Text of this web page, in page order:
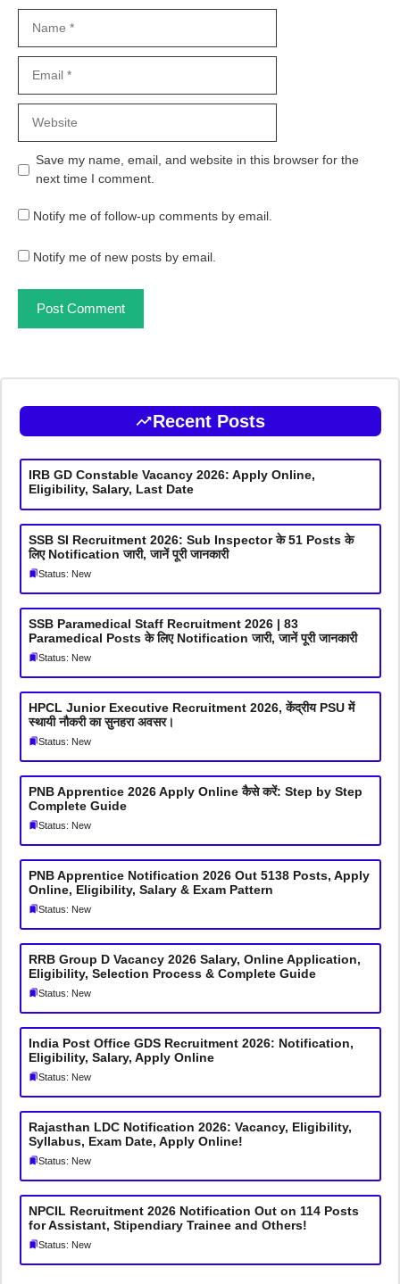
Save my name, email, and website in this browser for the
next time I comment.
Notify me of follow-up comments by email.
Notify me of new posts by email.
Recent Posts
IRB GD Constable Vacancy 2026: Apply Online,
Eligibility, Salary, Last Date
SSB SI Recruitment 2026: Sub Inspector के 51 Posts के
लिए Notification जारी, जानें पूरी जानकारी
Status: New
SSB Paramedical Staff Recruitment 2026 | 83
Paramedical Posts के लिए Notification जारी, जानें पूरी जानकारी
Status: New
HPCL Junior Executive Recruitment 2026, केंद्रीय PSU में
स्थायी नौकरी का सुनहरा अवसर।
Status: New
PNB Apprentice 2026 Apply Online कैसे करें: Step by Step
Complete Guide
Status: New
PNB Apprentice Notification 2026 Out 5138 Posts, Apply
Online, Eligibility, Salary & Exam Pattern
Status: New
RRB Group D Vacancy 2026 Salary, Online Application,
Eligibility, Selection Process & Complete Guide
Status: New
India Post Office GDS Recruitment 2026: Notification,
Eligibility, Salary, Apply Online
Status: New
Rajasthan LDC Notification 2026: Vacancy, Eligibility,
Syllabus, Exam Date, Apply Online!
Status: New
NPCIL Recruitment 2026 Notification Out on 114 Posts
for Assistant, Stipendiary Trainee and Others!
Status: New